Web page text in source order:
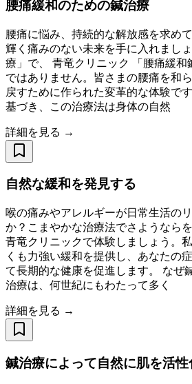
腰痛緩和のための鍼治療
腰痛に悩み、持続的な解放感を求め
輝く痛みのない未来を手に入れまし
療」で、 青竜クリニック 「腰痛緩和
ではありません。皆さまの腰痛を和
戻すために作られた変革的な体験で
基づき、この治療法は身体の自然
詳細を見る →
自然な緩和を発見する
喉の痛みやアレルギーが日常生活の
か？こまやかな治療法でさようなら
青竜クリニックで体験しましょう。
くも力強い緩和を提供し、あなたの
て長期的な健康を促進します。 なぜ
治療は、何世紀にもわたって多く
詳細を見る →
鍼治療によって自然に肌を活性